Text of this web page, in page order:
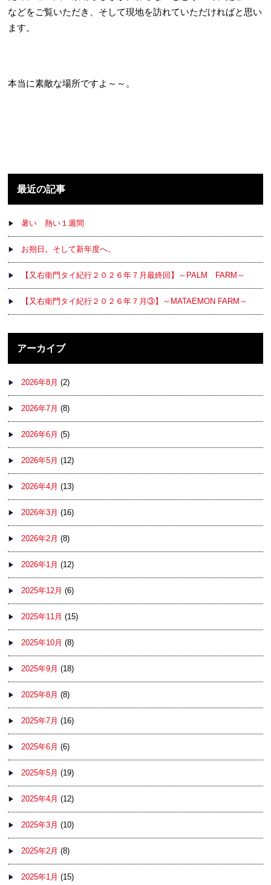
などをご覧いただき、そして現地を訪れていただければと思い
ます。
本当に素敵な場所ですよ～～。
最近の記事
暑い 熱い１週間
お朔日。そして新年度へ。
【又右衛門タイ紀行２０２６年７月最終回】～PALM FARM～
【又右衛門タイ紀行２０２６年７月③】～MATAEMON FARM～
アーカイブ
2026年8月 (2)
2026年7月 (8)
2026年6月 (5)
2026年5月 (12)
2026年4月 (13)
2026年3月 (16)
2026年2月 (8)
2026年1月 (12)
2025年12月 (6)
2025年11月 (15)
2025年10月 (8)
2025年9月 (18)
2025年8月 (8)
2025年7月 (16)
2025年6月 (6)
2025年5月 (19)
2025年4月 (12)
2025年3月 (10)
2025年2月 (8)
2025年1月 (15)